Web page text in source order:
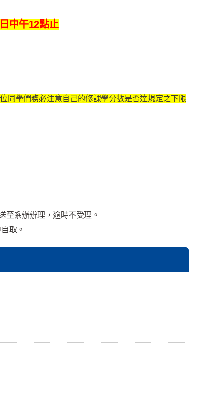
中午12點止
同學們務必注意自己的修課學分數是否達規定之下限
至系辦辦理，逾時不受理。
取。